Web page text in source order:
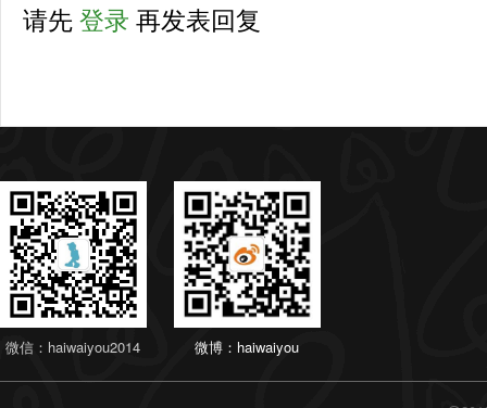
请先登录 再发表回复
微信：haiwaiyou2014 微博：haiwaiyou